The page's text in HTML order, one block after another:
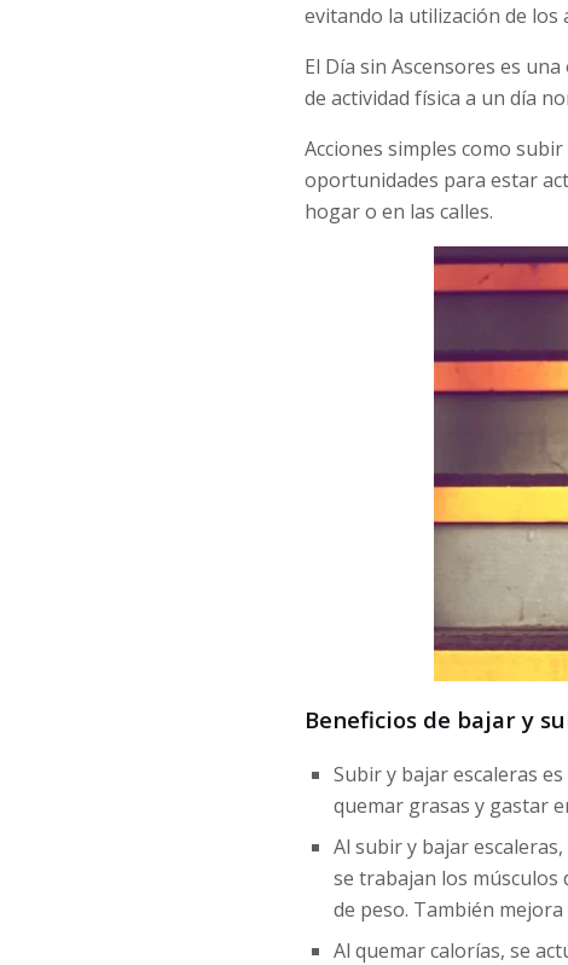
evitando la utilización de los
El Día sin Ascensores es
de actividad física a un día
Acciones simples como
oportunidades para estar
hogar o en las calles.
Beneficios de bajar y
Subir y bajar escaleras
quemar grasas y gastar
Al subir y bajar
se trabajan los músculos
de peso. También
Al quemar calorías, se